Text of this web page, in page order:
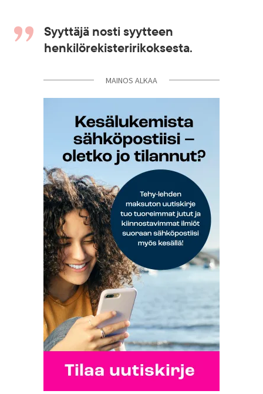
Syyttäjä nosti syytteen
henkilörekisteririkoksesta.
MAINOS ALKAA